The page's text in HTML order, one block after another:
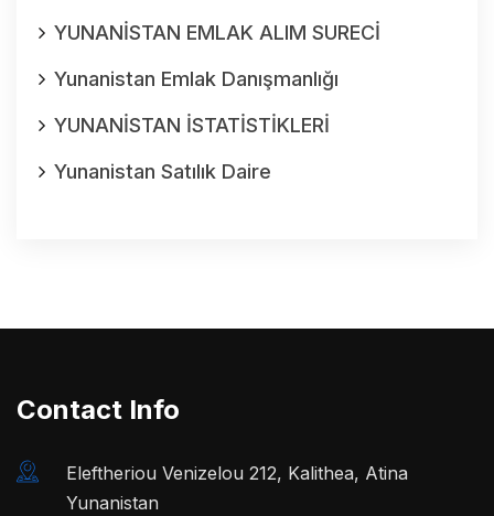
YUNANİSTAN EMLAK ALIM SURECİ
Yunanistan Emlak Danışmanlığı
YUNANİSTAN İSTATİSTİKLERİ
Yunanistan Satılık Daire
Contact Info
Eleftheriou Venizelou 212, Kalithea, Atina
Yunanistan